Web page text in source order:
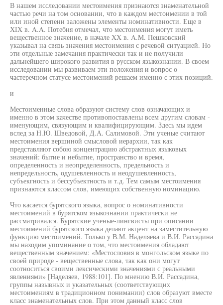
В нашем исследовании местоимения признаются знаменательной
частью речи на том основании, что в каждом местоимении в той
или иной степени заложены элементы номинативности. Еще в
XIX в. A.A. Потебня отмечал, что местоимения могут иметь
вещественное значение, в начале XX в. A.M. Пешковский
указывал на связь значения местоимения с речевой ситуацией. Но
эти отдельные замечания практически так и не получили
дальнейшего широкого развития в русском языкознании. В своем
исследовании мы развиваем эти положения и вопрос о
частеречном статусе местоимений решаем именно с этих позиций.
и
Местоименные слова образуют систему слов означающих и
именно в этом качестве противопоставлены всем другим словам -
именующим, связующим и квалифицирующим. Здесь мы идем
вслед за Н.Ю. Шведовой, Д.А. Салимовой. Эти ученые считают
местоимения вершиной смысловой иерархии, так как
представляют собою концентрацию абстрактных языковых
значений: бытие и небытие, пространство и время,
определенность и неопределенность, предельность и
непредельность, одушевленность и неодушевленность,
субъекгность и бессубъектность и т.д. Тем самым местоимения
признаются классом слов, имеющих собственную номинацию.
Что касается бурятского языка, вопрос о номинативности
местоимений в бурятском языкознании практически не
рассматривался. Бурятские ученые-лингвисты при описании
местоимений бурятского языка делают акцент на заместительную
функцию местоимений. Только у В.М. Наделяева и В.И. Рассадина
мы находим упоминание о том, что местоимения обладают
вещественным значением: «Местословия в монгольском языке по
своей природе - вещественные слова, так как они могут
соотноситься своими лексическими значениями с реальными
явлениями» [Наделяев, 1988:101]. По мнению В.И. Рассадина,
группы назывных и указательных (соответствующих
местоимениям в традиционном понимании) слов образуют вместе
класс знаменательных слов. При этом данный класс слов